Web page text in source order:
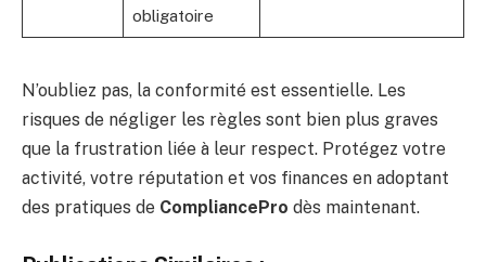
obligatoire
N’oubliez pas, la conformité est essentielle. Les
risques de négliger les règles sont bien plus graves
que la frustration liée à leur respect. Protégez votre
activité, votre réputation et vos finances en adoptant
des pratiques de CompliancePro dès maintenant.